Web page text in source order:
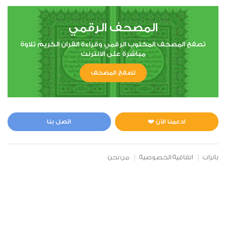
المصحف الرقمي
تصفح المصحف المكتوب الرقمي وقراءة القران الكريم تلاوة
مباشرة على الانترنت
تصفح المصحف
ادعمنا الآن ❤️ اتصل بنا
بانرات اتفاقية الخصوصية من نحن